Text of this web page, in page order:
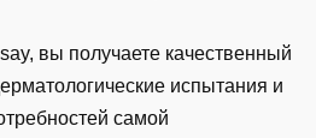
вы получаете качественный
испытания и
самой